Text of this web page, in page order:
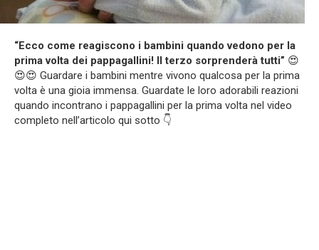
“Ecco come reagiscono i bambini quando vedono per la
prima volta dei pappagallini! Il terzo sorprenderà tutti” 😍
😍😍 Guardare i bambini mentre vivono qualcosa per la prima
volta è una gioia immensa. Guardate le loro adorabili reazioni
quando incontrano i pappagallini per la prima volta nel video
completo nell’articolo qui sotto 👇